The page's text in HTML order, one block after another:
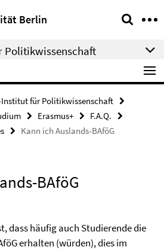
Berlin
Politikwissenschaft
für Politikwissenschaft
Erasmus+
F.A.Q.
Kann ich Auslands-BAföG
BAföG
dass häufig auch Studierende die
erhalten (würden), dies im